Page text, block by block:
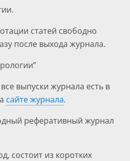
статей свободно
после выхода журнала.
выпуски журнала есть в
сайте журнала.
реферативный журнал
состоит из коротких